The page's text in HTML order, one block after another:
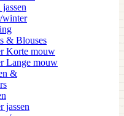
winter
& Blouses
Korte mouw
Lange mouw
&
jassen